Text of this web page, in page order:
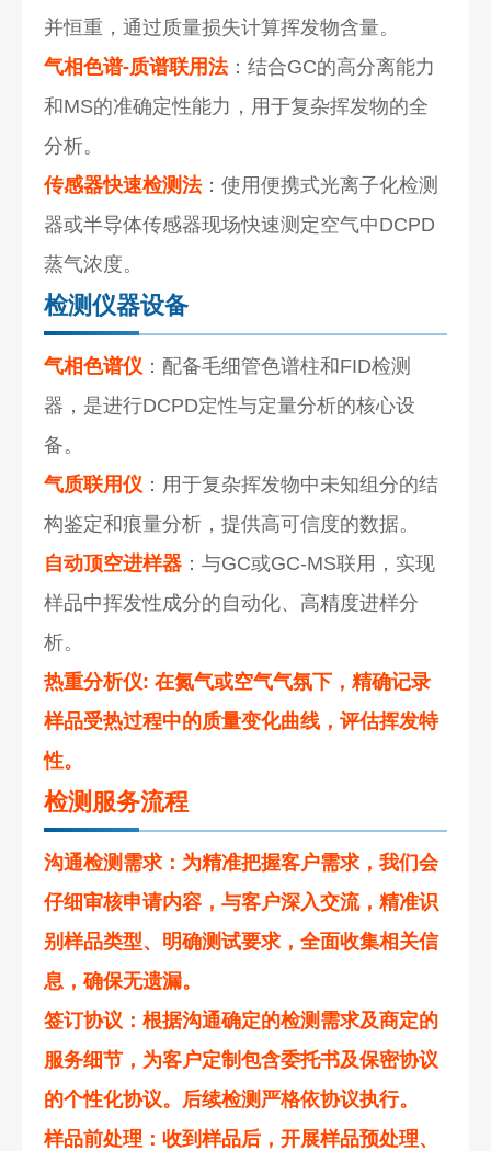
并恒重，通过质量损失计算挥发物含量。
气相色谱-质谱联用法：结合GC的高分离能力
和MS的准确定性能力，用于复杂挥发物的全
分析。
传感器快速检测法：使用便携式光离子化检测
器或半导体传感器现场快速测定空气中DCPD
蒸气浓度。
检测仪器设备
气相色谱仪 ：配备毛细管色谱柱和FID检测
器，是进行DCPD定性与定量分析的核心设
备。
气质联用仪 ：用于复杂挥发物中未知组分的结
构鉴定和痕量分析，提供高可信度的数据。
自动顶空进样器 ：与GC或GC-MS联用，实现
样品中挥发性成分的自动化、高精度进样分
析。
热重分析仪: 在氮气或空气气氛下，精确记录
样品受热过程中的质量变化曲线，评估挥发特
性。
检测服务流程
沟通检测需求 ：为精准把握客户需求，我们会
仔细审核申请内容，与客户深入交流，精准识
别样品类型、明确测试要求，全面收集相关信
息，确保无遗漏。
签订协议 ：根据沟通确定的检测需求及商定的
服务细节，为客户定制包含委托书及保密协议
的个性化协议。后续检测严格依协议执行。
样品前处理 ：收到样品后，开展样品预处理、